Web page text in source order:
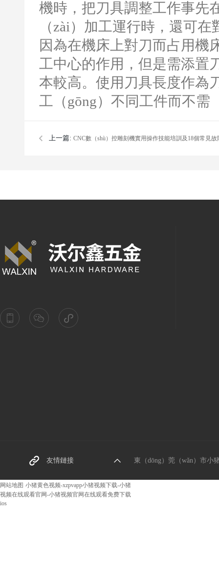
機時，把刀具調整工作事先
（zài）加工運行時，還可
因為在機床上對刀而占用機
工中心的作用，但是需添置
本較高。使用刀具長度作為
工（gōng）不同工件而不需
上一篇: CNC數（shù）控雕刻機實用操作技能培訓及18個常見故
友情鏈接
東莞螺絲廠家
東（dōng）莞（wǎn）市
网站地图 小猪黄色视频-xzpvapp小猪视频下载-小猪
视频在线观看官网-小猪视频官网在线观看免费下载
ios